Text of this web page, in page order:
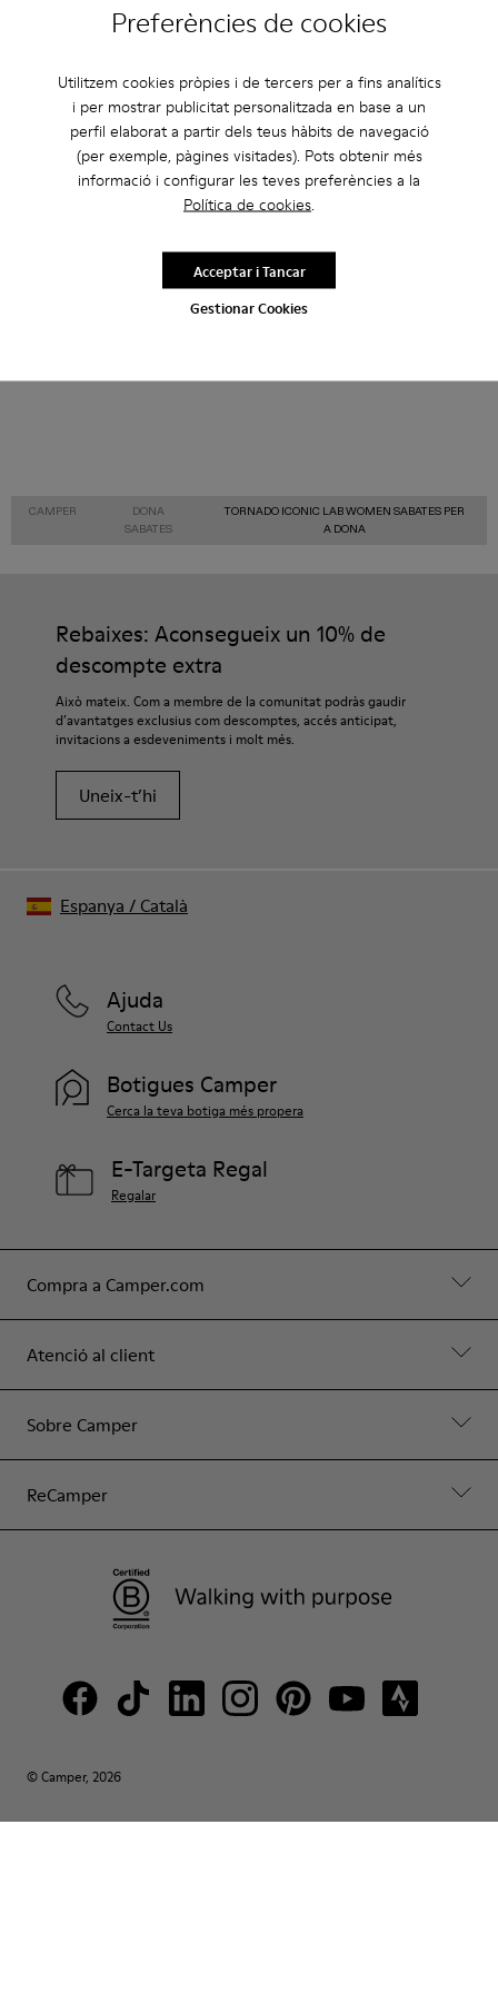
Preferències de cookies
Utilitzem cookies pròpies i de tercers per a fins analítics
i per mostrar publicitat personalitzada en base a un
perfil elaborat a partir dels teus hàbits de navegació
(per exemple, pàgines visitades). Pots obtenir més
informació i configurar les teves preferències a la
Política de cookies.
Gestionar Cookies
Acceptar i Tancar
TORNADO - A500043-008 - Multicolor
TORNADO - A500043-009 - Multicolor
TORNADO - A500043-007 - Multicolor
TORNADO - A500043-006 - Grey
TORNADO - A500043-002 -
TORNADO -
TORNADO
-30%
TORNADO - A500043-009
TORNADO -
TORNADO
252 €
360 € -30%
CAMPER
DONA
SABATES
TORNADO ICONIC LAB WOMEN SABATES PER
A DONA
Rebaixes: Aconsegueix un 10% de
descompte extra
Això mateix. Com a membre de la comunitat podràs gaudir
d’avantatges exclusius com descomptes, accés anticipat,
invitacions a esdeveniments i molt més.
Uneix-t’hi
Compra a Camper.com
Atenció al client
Sobre Camper
ReCamper
Ajuda
Contact Us
Botigues Camper
Cerca la teva botiga més propera
E-Targeta Regal
Regalar
© Camper, 2026
Espanya / Català